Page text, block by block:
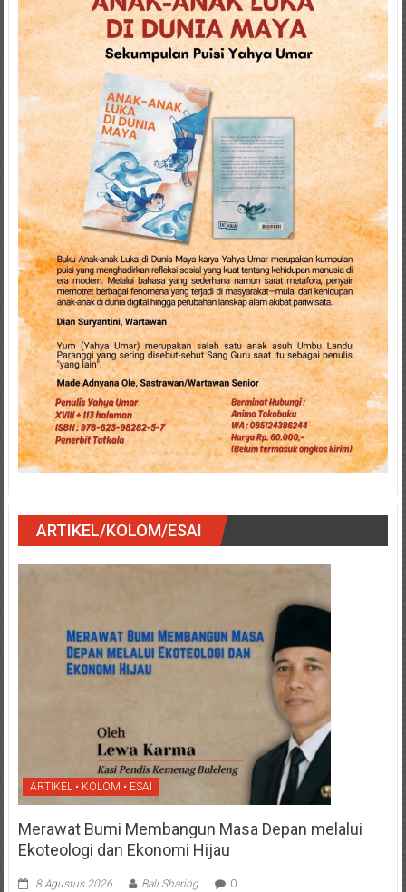
ARTIKEL/KOLOM/ESAI
ARTIKEL • KOLOM • ESAI
Merawat Bumi Membangun Masa Depan melalui
Ekoteologi dan Ekonomi Hijau
8 Agustus 2026 Bali Sharing 0